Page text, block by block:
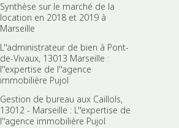
Synthèse sur le marché de la
location en 2018 et 2019 à
Marseille
L''administrateur de bien à Pont-
de-Vivaux, 13013 Marseille :
l''expertise de l''agence
immobilière Pujol
Gestion de bureau aux Caillols,
13012 - Marseille : L''expertise de
l''agence immobilière Pujol